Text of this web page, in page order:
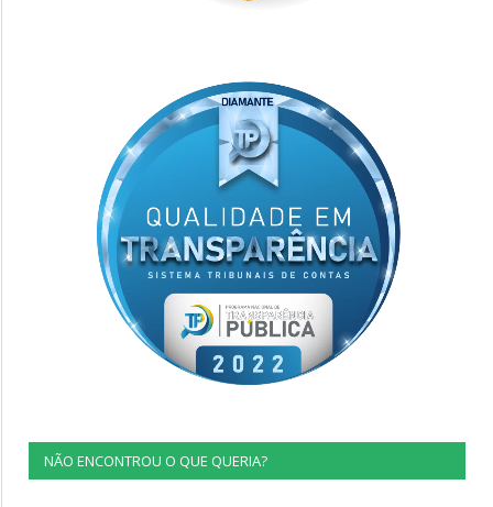
NÃO ENCONTROU O QUE QUERIA?